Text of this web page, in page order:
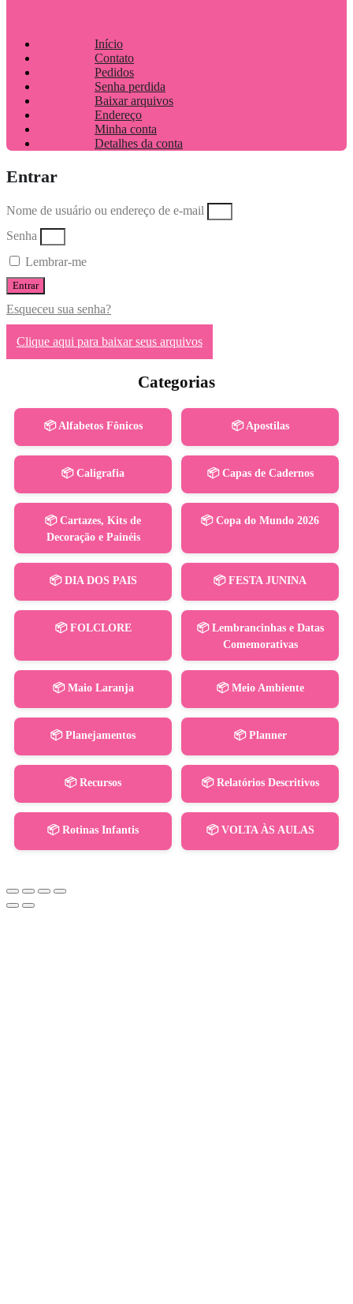
Início
Contato
Pedidos
Senha perdida
Baixar arquivos
Endereço
Minha conta
Detalhes da conta
Entrar
Nome de usuário ou endereço de e-mail
Senha
Lembrar-me
Entrar
Esqueceu sua senha?
Clique aqui para baixar seus arquivos
Categorias
📦 Alfabetos Fônicos 📦 Apostilas
📦 Caligrafia 📦 Capas de Cadernos
📦 Cartazes, Kits de
Decoração e Painéis
📦 Copa do Mundo 2026
📦 DIA DOS PAIS 📦 FESTA JUNINA
📦 FOLCLORE
📦 Lembrancinhas e Datas
Comemorativas
📦 Maio Laranja 📦 Meio Ambiente
📦 Planejamentos 📦 Planner
📦 Recursos 📦 Relatórios Descritivos
📦 Rotinas Infantis 📦 VOLTA ÀS AULAS